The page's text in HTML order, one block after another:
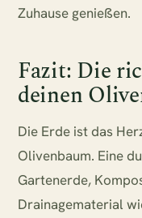
Zuhause genießen.
Fazit: Die
deinen
Die Erde ist das
Olivenbaum. Eine
Gartenerde,
Drainagematerial